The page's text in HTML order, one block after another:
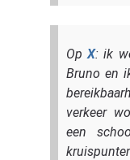
OpX: ik
Bruno en
verkeer
een